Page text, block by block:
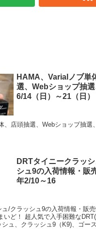
HAMA、Varialノブ単
選、Webショップ抽選
6/14（日）～21（日）
、店頭抽選、Webショップ抽選
DRTタイニークラッ
シュ9の入荷情報・販
年2/10～16
ュ/クラッシュ9の入荷情報・販
いど！ 超人気で入手困難な
ュ、クラッシュ9（K9)、ゴース